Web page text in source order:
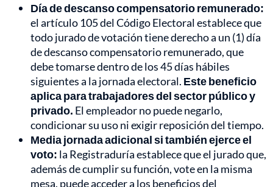
Día de descanso compensatorio remunerado:
el artículo 105 del Código Electoral establece que
todo jurado de votación tiene derecho a un (1) día
de descanso compensatorio remunerado, que
debe tomarse dentro de los 45 días hábiles
siguientes a la jornada electoral. Este beneficio
aplica para trabajadores del sector público y
privado. El empleador no puede negarlo,
condicionar su uso ni exigir reposición del tiempo.
Media jornada adicional si también ejerce el
voto: la Registraduría establece que el jurado que,
además de cumplir su función, vote en la misma
mesa, puede acceder a los beneficios del